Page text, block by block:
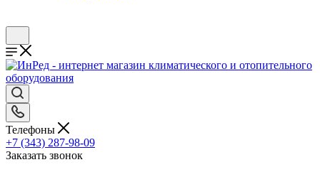
Телефоны
+7 (343) 287-98-09
Заказать звонок